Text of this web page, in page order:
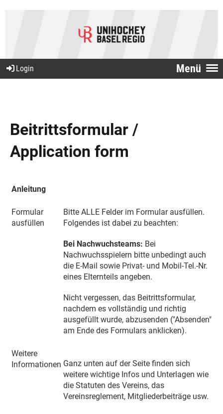
Menü
Login
Beitrittsformular /
Application form
Anleitung
Formular
ausfüllen
Bitte ALLE Felder im Formular ausfüllen.
Folgendes ist dabei zu beachten:
Bei Nachwuchsteams: Bei
Nachwuchsspielern bitte unbedingt auch
die E-Mail sowie Privat- und Mobil-Tel.-Nr.
eines Elternteils angeben.
Nicht vergessen, das Beitrittsformular,
nachdem es vollständig und richtig
ausgefüllt wurde, abzusenden ("Absenden"
am Ende des Formulars anklicken).
Weitere
Informationen Ganz unten auf der Seite finden sich
weitere wichtige Infos und Unterlagen wie
die Statuten des Vereins, das
Vereinsreglement, Mitgliederbeiträge usw.